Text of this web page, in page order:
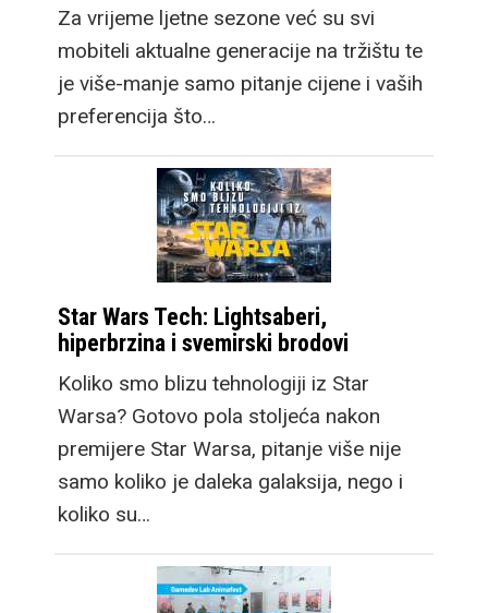
Za vrijeme ljetne sezone već su svi
mobiteli aktualne generacije na tržištu te
je više-manje samo pitanje cijene i vaših
preferencija što…
Star Wars Tech: Lightsaberi,
hiperbrzina i svemirski brodovi
Koliko smo blizu tehnologiji iz Star
Warsa? Gotovo pola stoljeća nakon
premijere Star Warsa, pitanje više nije
samo koliko je daleka galaksija, nego i
koliko su…